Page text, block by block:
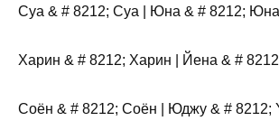
Суа & # 8212; Суа | Юна & # 8212; Юна
Харин & # 8212; Харин | Йена & #
Соён & # 8212; Соён | Юджу & # 8212;